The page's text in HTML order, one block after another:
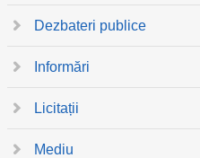
Dezbateri publice
Informări
Licitații
Mediu